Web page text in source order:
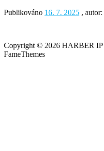
Publikováno 16. 7. 2025 , autor:
Copyright © 2026 HARBER IP
FameThemes